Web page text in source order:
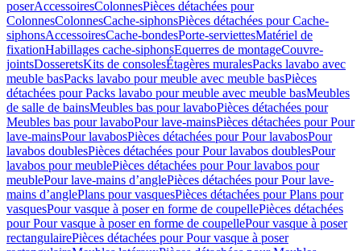
poserAccessoiresColonnesPièces détachées pour
ColonnesColonnesCache-siphonsPièces détachées pour Cache-
siphonsAccessoiresCache-bondesPorte-serviettesMatériel de
fixationHabillages cache-siphonsEquerres de montageCouvre-
jointsDosseretsKits de consolesÉtagères muralesPacks lavabo avec
meuble basPacks lavabo pour meuble avec meuble basPièces
détachées pour Packs lavabo pour meuble avec meuble basMeubles
de salle de bainsMeubles bas pour lavaboPièces détachées pour
Meubles bas pour lavaboPour lave-mainsPièces détachées pour Pour
lave-mainsPour lavabosPièces détachées pour Pour lavabosPour
lavabos doublesPièces détachées pour Pour lavabos doublesPour
lavabos pour meublePièces détachées pour Pour lavabos pour
meublePour lave-mains d’anglePièces détachées pour Pour lave-
mains d’anglePlans pour vasquesPièces détachées pour Plans pour
vasquesPour vasque à poser en forme de coupellePièces détachées
pour Pour vasque à poser en forme de coupellePour vasque à poser
rectangulairePièces détachées pour Pour vasque à poser